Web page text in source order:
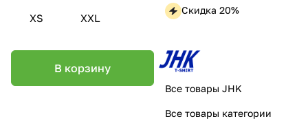
XS XXL
В корзину
Скидка 20%
Все товары JHK
Все товары категории